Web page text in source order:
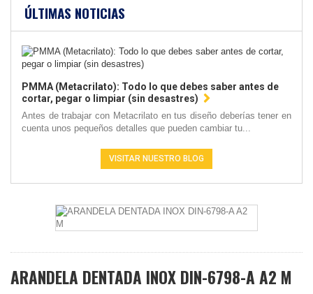
ÚLTIMAS NOTICIAS
PMMA (Metacrilato): Todo lo que debes saber antes de
cortar, pegar o limpiar (sin desastres)
Antes de trabajar con Metacrilato en tus diseño deberías tener en
cuenta unos pequeños detalles que pueden cambiar tu...
VISITAR NUESTRO BLOG
ARANDELA DENTADA INOX DIN-6798-A A2 M